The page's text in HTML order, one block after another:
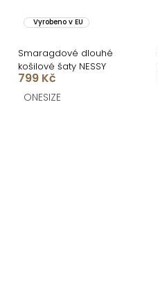
Vyrobeno v EU
Smaragdové dlouhé
košilové šaty NESSY
799 Kč
ONESIZE